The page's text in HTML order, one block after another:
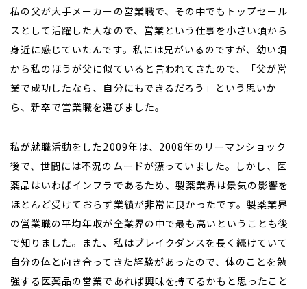
私の父が大手メーカーの営業職で、その中でもトップセール
スとして活躍した人なので、営業という仕事を小さい頃から
身近に感じていたんです。私には兄がいるのですが、幼い頃
から私のほうが父に似ていると言われてきたので、「父が営
業で成功したなら、自分にもできるだろう」という思いか
ら、新卒で営業職を選びました。
私が就職活動をした2009年は、2008年のリーマンショック
後で、世間には不況のムードが漂っていました。しかし、医
薬品はいわばインフラであるため、製薬業界は景気の影響を
ほとんど受けておらず業績が非常に良かったです。製薬業界
の営業職の平均年収が全業界の中で最も高いということも後
で知りました。また、私はブレイクダンスを長く続けていて
自分の体と向き合ってきた経験があったので、体のことを勉
強する医薬品の営業であれば興味を持てるかもと思ったこと